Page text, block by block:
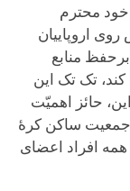
محترم
اروپاییان
منابع
تک تک این
حائز اهمیّت
جمعیت ساکن کرۀ
همه افراد اعضای